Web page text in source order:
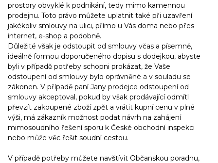
prostory obvyklé k podnikání, tedy mimo kamennou
prodejnu. Toto právo můžete uplatnit také při uzavření
jakékoliv smlouvy na ulici, přímo u Vás doma nebo přes
internet, e-shop a podobně.
Důležité však je odstoupit od smlouvy včas a písemně,
ideálně formou doporučeného dopisu s dodejkou, abyste
byli v případě potřeby schopni prokázat, že Vaše
odstoupení od smlouvy bylo oprávněné a v souladu se
zákonen. V případě paní Jany prodejce odstoupení od
smlouvy akceptoval, pokud by však prodávající odmítl
převzít zakoupené zboží zpět a vrátit kupní cenu v plné
výši, má zákazník možnost podat návrh na zahájení
mimosoudního řešení sporu k České obchodní inspekci
nebo může věc řešit soudní cestou.
V případě potřeby můžete navštívit Občanskou poradnu,